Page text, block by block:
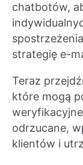
chatbotów,
strategię e-
Teraz
które mogą
odrzucane,
klientów i